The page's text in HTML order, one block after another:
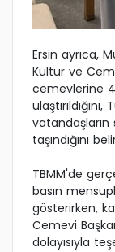
Ersin ayrıca,
Kültür ve
cemevlerine
taşındığını
TBMM'de
basın
gösterirken,
Cemevi
dolayısıyla